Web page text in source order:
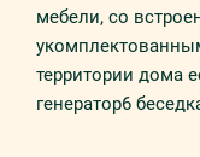
мебели, со
территории дома
генератор6